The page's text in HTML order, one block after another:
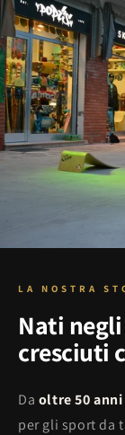
LA NOSTRA
Nati
cresciuti
Da oltre 50 anni
per gli sport da